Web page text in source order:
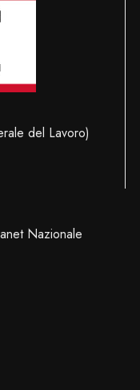
del Lavoro)
Nazionale